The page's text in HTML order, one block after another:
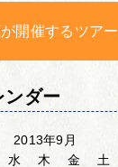
開催するツアー
ンダー
2013年9月
水 木 金 土